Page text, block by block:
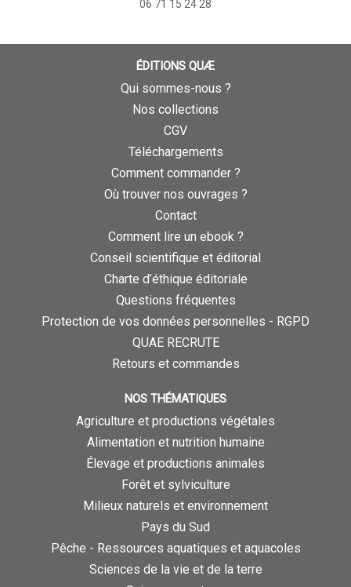
06 71 15 24 28
ÉDITIONS QUÆ
Qui sommes-nous ?
Nos collections
CGV
Téléchargements
Comment commander ?
Où trouver nos ouvrages ?
Contact
Comment lire un ebook ?
Conseil scientifique et éditorial
Charte d’éthique éditoriale
Questions fréquentes
Protection de vos données personnelles - RGPD
QUAE RECRUTE
Retours et commandes
NOS THÉMATIQUES
Agriculture et productions végétales
Alimentation et nutrition humaine
Élevage et productions animales
Forêt et sylviculture
Milieux naturels et environnement
Pays du Sud
Pêche - Ressources aquatiques et aquacoles
Sciences de la vie et de la terre